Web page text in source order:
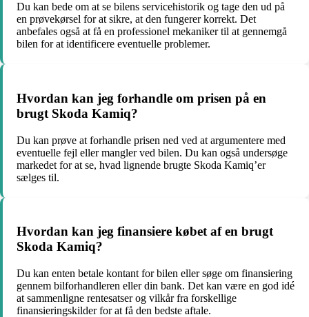
Du kan bede om at se bilens servicehistorik og tage den ud på
en prøvekørsel for at sikre, at den fungerer korrekt. Det
anbefales også at få en professionel mekaniker til at gennemgå
bilen for at identificere eventuelle problemer.
Hvordan kan jeg forhandle om prisen på en
brugt Skoda Kamiq?
Du kan prøve at forhandle prisen ned ved at argumentere med
eventuelle fejl eller mangler ved bilen. Du kan også undersøge
markedet for at se, hvad lignende brugte Skoda Kamiq’er
sælges til.
Hvordan kan jeg finansiere købet af en brugt
Skoda Kamiq?
Du kan enten betale kontant for bilen eller søge om finansiering
gennem bilforhandleren eller din bank. Det kan være en god idé
at sammenligne rentesatser og vilkår fra forskellige
finansieringskilder for at få den bedste aftale.